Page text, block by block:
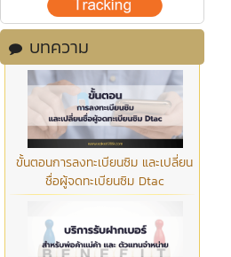
บทความ
ขั้นตอนการลงทะเบียนซิม และเปลี่ยน
ชื่อผู้จดทะเบียนซิม Dtac